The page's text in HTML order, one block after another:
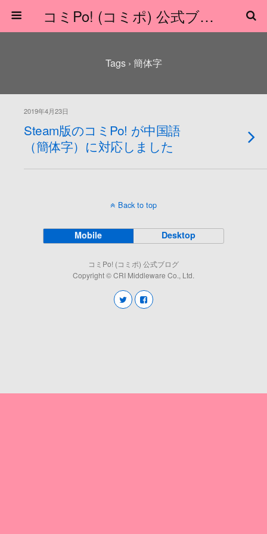
コミPo! (コミポ) 公式ブログ
Tags › 簡体字
2019年4月23日
Steam版のコミPo! が中国語
（簡体字）に対応しました
Back to top
Mobile Desktop
コミPo! (コミポ) 公式ブログ
Copyright © CRI Middleware Co., Ltd.